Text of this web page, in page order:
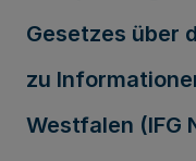
Gesetzes über
zu
Westfalen (IFG